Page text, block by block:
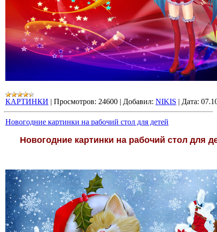
КАРТИНКИ | Просмотров: 24600 | Добавил: NIKIS | Дата:
Новогодние картинки на рабочий стол для детей
Новогодние картинки на рабочий стол для